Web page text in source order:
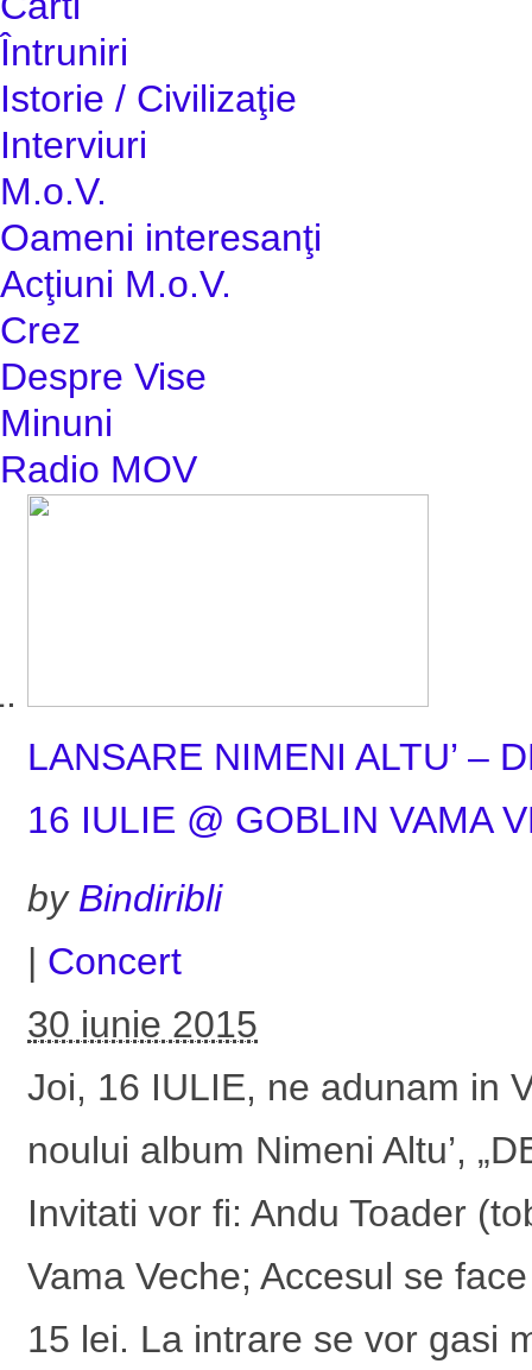
Întruniri
Istorie / Civilizaţie
Interviuri
M.o.V.
Oameni interesanţi
Acţiuni M.o.V.
Crez
Despre Vise
Minuni
Radio MOV
LANSARE NIMENI ALTU’ –
16 IULIE @ GOBLIN VAMA
by Bindiribli
| Concert
30 iunie 2015
Joi, 16 IULIE, ne adunam in
noului album Nimeni Altu’,
Invitati vor fi: Andu Toader
Vama Veche; Accesul se
15 lei. La intrare se vor gasi